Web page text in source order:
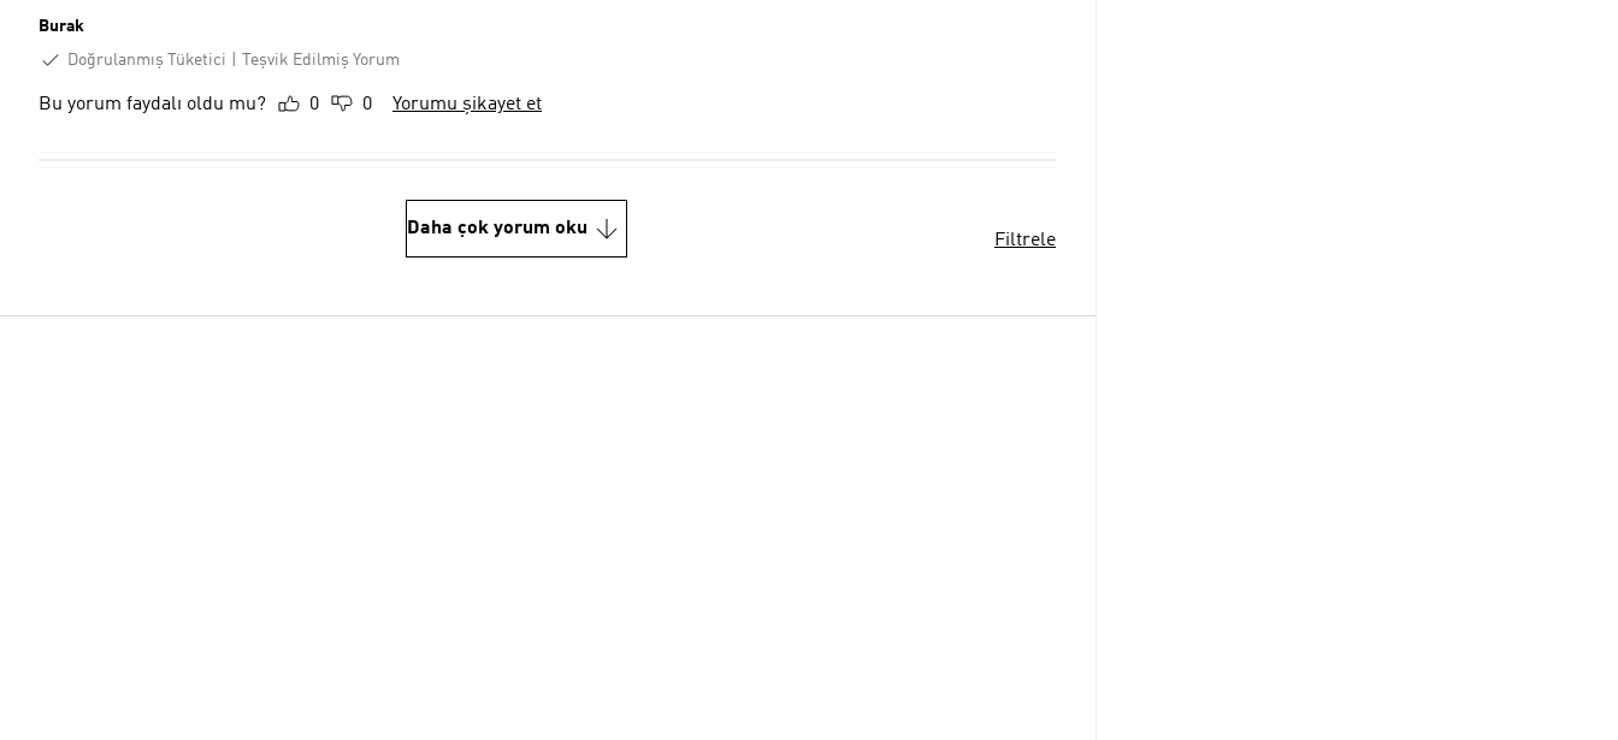
Burak
Doğrulanmış Tüketici
Teşvik Edilmiş Yorum
Bu yorum faydalı oldu mu? 0 0 Yorumu şikayet et
Daha çok yorum oku
Filtrele